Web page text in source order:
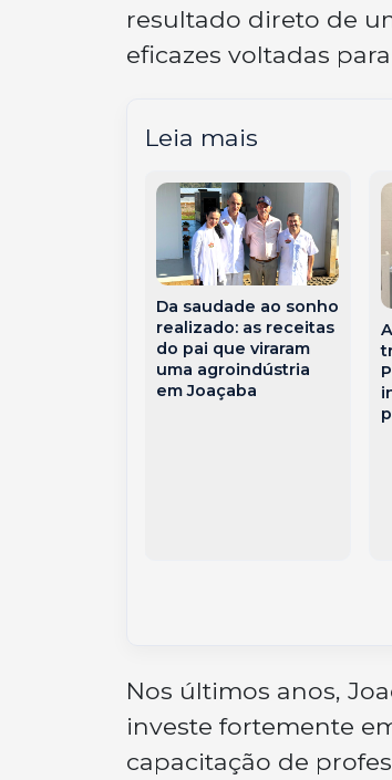
resultado direto de
eficazes voltadas
Leia mais
Da saudade ao sonho
realizado: as receitas
do pai que viraram
uma agroindústria
em Joaçaba
Nos últimos anos,
investe fortemente
capacitação de